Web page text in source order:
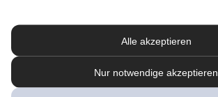
Alle akzeptieren
Nur notwendige akzeptieren